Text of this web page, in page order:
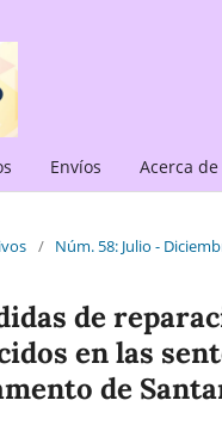
Envíos Acerca de
/ Núm. 58: Julio -
de
en las
de